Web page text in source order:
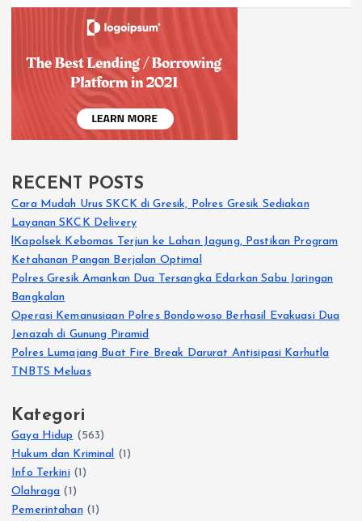
RECENT POSTS
Cara Mudah Urus SKCK di Gresik, Polres Gresik Sediakan
Layanan SKCK Delivery
lKapolsek Kebomas Terjun ke Lahan Jagung, Pastikan Program
Ketahanan Pangan Berjalan Optimal
Polres Gresik Amankan Dua Tersangka Edarkan Sabu Jaringan
Bangkalan
Operasi Kemanusiaan Polres Bondowoso Berhasil Evakuasi Dua
Jenazah di Gunung Piramid
Polres Lumajang Buat Fire Break Darurat Antisipasi Karhutla
TNBTS Meluas
Kategori
Gaya Hidup (563)
Hukum dan Kriminal (1)
Info Terkini(1)
Olahraga (1)
Pemerintahan(1)